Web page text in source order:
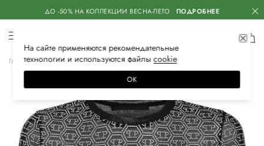
ДО -50% НА КОЛЛЕКЦИИ ВЕСНА-ЛЕТО ПОДРОБНЕЕ
Главная Женская Одежда Футболки
На сайте применяются рекомендательные
технологии и используются файлысооkiе
ОК